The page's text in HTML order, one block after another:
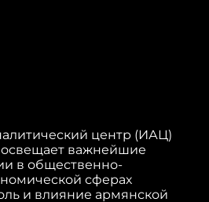
центр (ИАЦ)
освещает важнейшие
в общественно-
сферах
и влияние армянской